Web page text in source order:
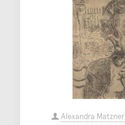
Alexandra Matzner